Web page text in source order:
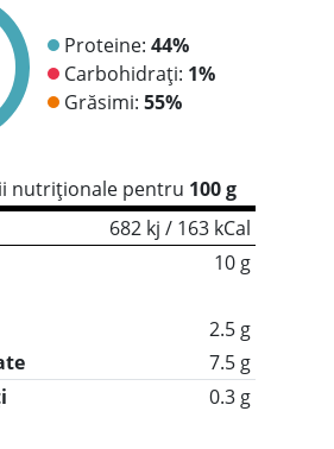
Proteine: 44%
Carbohidrați: 1%
Grăsimi: 55%
nutriționale pentru 100 g
682 kj / 163 kCal
10 g
2.5 g
7.5 g
0.3 g